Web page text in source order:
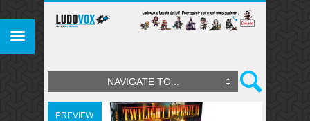
NAVIGATE TO...
PREVIEW